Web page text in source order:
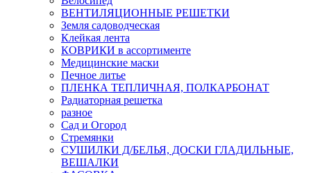
ВЕНТИЛЯЦИОННЫЕ РЕШЕТКИ
Земля садоводческая
Клейкая лента
КОВРИКИ в ассортименте
Медицинские маски
Печное литье
ПЛЕНКА ТЕПЛИЧНАЯ, ПОЛКАРБОНАТ
Радиаторная решетка
разное
Сад и Огород
Стремянки
СУШИЛКИ Д/БЕЛЬЯ, ДОСКИ ГЛАДИЛЬНЫЕ,
ВЕШАЛКИ